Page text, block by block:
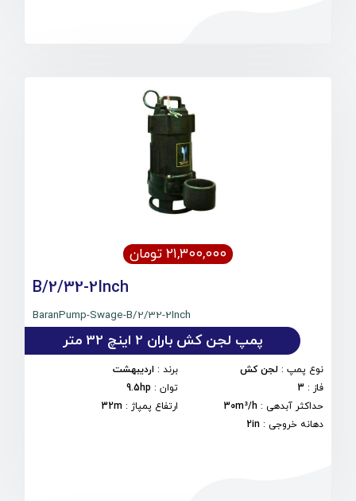
۲۱,۳۰۰,۰۰۰ تومان
B/2/32-2Inch
BaranPump-Swage-B/2/32-2Inch
پمپ لجن کش باران 2 اینچ 32 متر
نوع پمپ : لجن کش برند: اردیبهشت
فاز :
3 توان:
9.5hp
حداکثر آبدهی :
30m³/h ارتفاع پمپاژ :
32m
دهانه خروجی :
2in